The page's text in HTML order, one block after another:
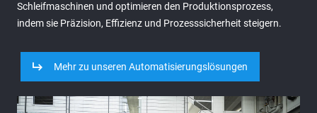
Schleifmaschinen und optimieren den Produktionsprozess,
indem sie Präzision, Effizienz und Prozesssicherheit steigern.
Mehr zu unseren Automatisierungslösungen